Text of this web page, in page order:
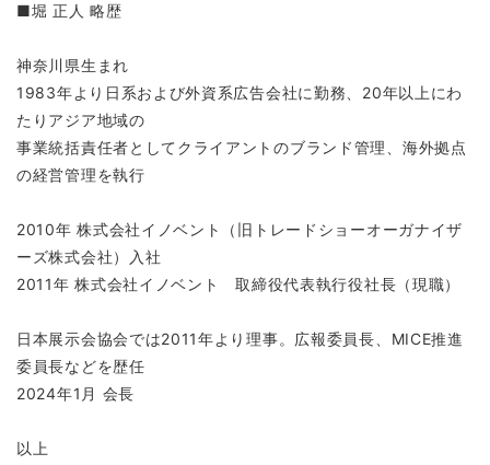
■堀 正人 略歴
神奈川県生まれ
1983年より日系および外資系広告会社に勤務、20年以上にわ
たりアジア地域の
事業統括責任者としてクライアントのブランド管理、海外拠点
の経営管理を執行
2010年 株式会社イノベント（旧トレードショーオーガナイザ
ーズ株式会社）入社
2011年 株式会社イノベント 取締役代表執行役社長（現職）
日本展示会協会では2011年より理事。広報委員長、MICE推進
委員長などを歴任
2024年1月 会長
以上